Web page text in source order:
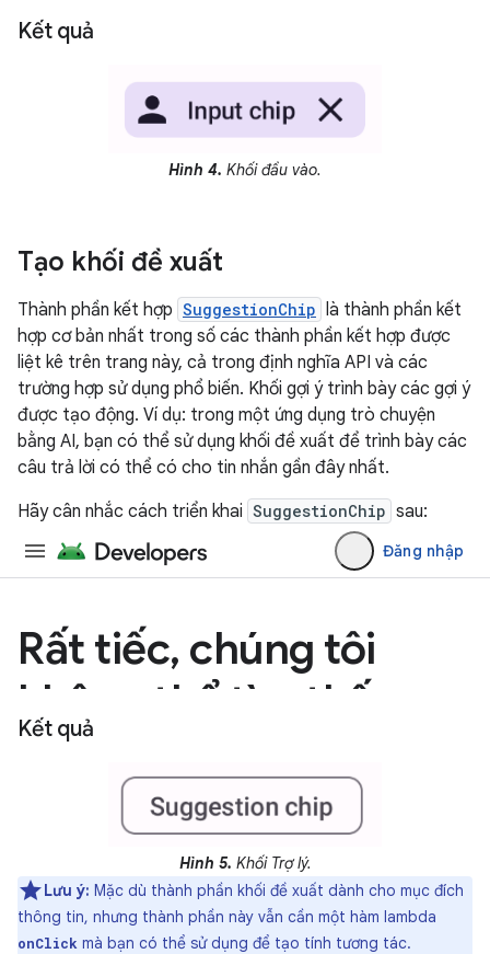
Kết quả
Hình 4. Khối đầu vào.
Tạo khối đề xuất
Thành phần kết hợp SuggestionChip
là thành phần kết
hợp cơ bản nhất trong số các thành phần kết hợp được
liệt kê trên trang này, cả trong định nghĩa API và các
trường hợp sử dụng phổ biến. Khối gợi ý trình bày các gợi ý
được tạo động. Ví dụ: trong một ứng dụng trò chuyện
bằng AI, bạn có thể sử dụng khối đề xuất để trình bày các
câu trả lời có thể có cho tin nhắn gần đây nhất.
Hãy cân nhắc cách triển khai SuggestionChip sau:
Kết quả
Hình 5. Khối Trợ lý.
Lưu ý: Mặc dù thành phần khối đề xuất dành cho mục đích
thông tin, nhưng thành phần này vẫn cần một hàm lambda
onClick mà bạn có thể sử dụng để tạo tính tương tác.